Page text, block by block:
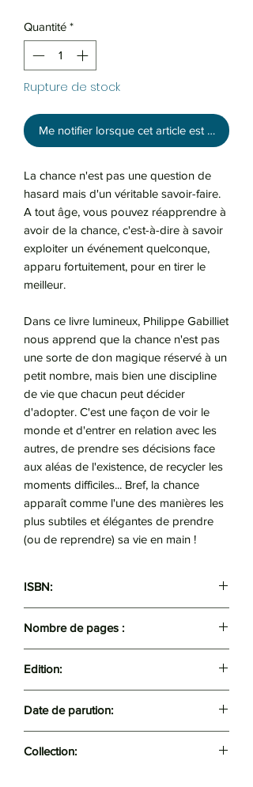
Quantité *
Rupture de stock
Me notifier lorsque cet article est disponible
La chance n'est pas une question de
hasard mais d'un véritable savoir-faire.
A tout âge, vous pouvez réapprendre à
avoir de la chance, c'est-à-dire à savoir
exploiter un événement quelconque,
apparu fortuitement, pour en tirer le
meilleur.
Dans ce livre lumineux, Philippe Gabilliet
nous apprend que la chance n'est pas
une sorte de don magique réservé à un
petit nombre, mais bien une discipline
de vie que chacun peut décider
d'adopter. C'est une façon de voir le
monde et d'entrer en relation avec les
autres, de prendre ses décisions face
aux aléas de l'existence, de recycler les
moments difficiles... Bref, la chance
apparaît comme l'une des manières les
plus subtiles et élégantes de prendre
(ou de reprendre) sa vie en main !
ISBN:
Nombre de pages :
Edition:
Date de parution:
Collection: